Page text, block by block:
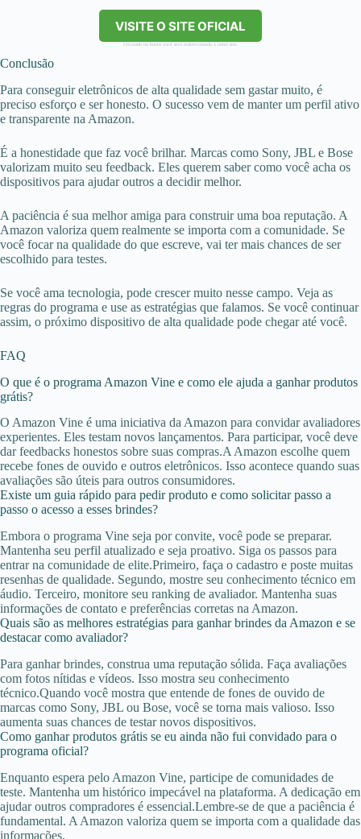
VISITE O SITE OFICIAL
Clicando no botão você será redirecionado a outro site.
Conclusão
Para conseguir eletrônicos de alta qualidade sem gastar muito, é
preciso esforço e ser honesto. O sucesso vem de manter um perfil ativo
e transparente na Amazon.
É a honestidade que faz você brilhar. Marcas como Sony, JBL e Bose
valorizam muito seu feedback. Eles querem saber como você acha os
dispositivos para ajudar outros a decidir melhor.
A paciência é sua melhor amiga para construir uma boa reputação. A
Amazon valoriza quem realmente se importa com a comunidade. Se
você focar na qualidade do que escreve, vai ter mais chances de ser
escolhido para testes.
Se você ama tecnologia, pode crescer muito nesse campo. Veja as
regras do programa e use as estratégias que falamos. Se você continuar
assim, o próximo dispositivo de alta qualidade pode chegar até você.
FAQ
O que é o programa Amazon Vine e como ele ajuda a ganhar produtos
grátis?
O Amazon Vine é uma iniciativa da Amazon para convidar avaliadores
experientes. Eles testam novos lançamentos. Para participar, você deve
dar feedbacks honestos sobre suas compras.A Amazon escolhe quem
recebe fones de ouvido e outros eletrônicos. Isso acontece quando suas
avaliações são úteis para outros consumidores.
Existe um guia rápido para pedir produto e como solicitar passo a
passo o acesso a esses brindes?
Embora o programa Vine seja por convite, você pode se preparar.
Mantenha seu perfil atualizado e seja proativo. Siga os passos para
entrar na comunidade de elite.Primeiro, faça o cadastro e poste muitas
resenhas de qualidade. Segundo, mostre seu conhecimento técnico em
áudio. Terceiro, monitore seu ranking de avaliador. Mantenha suas
informações de contato e preferências corretas na Amazon.
Quais são as melhores estratégias para ganhar brindes da Amazon e se
destacar como avaliador?
Para ganhar brindes, construa uma reputação sólida. Faça avaliações
com fotos nítidas e vídeos. Isso mostra seu conhecimento
técnico.Quando você mostra que entende de fones de ouvido de
marcas como Sony, JBL ou Bose, você se torna mais valioso. Isso
aumenta suas chances de testar novos dispositivos.
Como ganhar produtos grátis se eu ainda não fui convidado para o
programa oficial?
Enquanto espera pelo Amazon Vine, participe de comunidades de
teste. Mantenha um histórico impecável na plataforma. A dedicação em
ajudar outros compradores é essencial.Lembre-se de que a paciência é
fundamental. A Amazon valoriza quem se importa com a qualidade das
informações.